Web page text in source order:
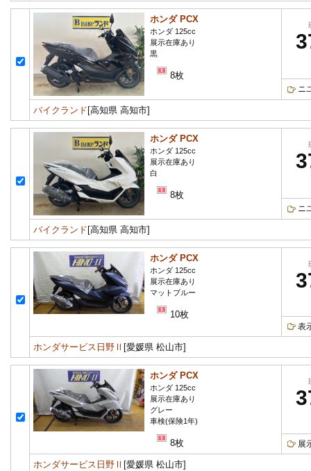
ホンダ PCX
ホンダ 125cc
展示在庫あり
黒
8枚
ニ
バイクランド [高知県 高知市]
ホンダ PCX
ホンダ 125cc
展示在庫あり
白
8枚
ニ
バイクランド [高知県 高知市]
ホンダ PCX
ホンダ 125cc
展示在庫あり
マットブルー
10枚
表
ホンダサービス日野Ⅱ [愛媛県 松山市]
ホンダ PCX
ホンダ 125cc
展示在庫あり
グレー
車検(保険1年)
8枚 展
ホンダサービス日野Ⅱ [愛媛県 松山市]